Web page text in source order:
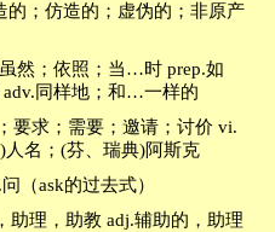
的；仿造的；虚伪的；非原产
然；依照；当…时 prep.如
同样地；和…一样的
要求；需要；邀请；讨价 vi.
名；(芬、瑞典)阿斯克
（ask的过去式）
助理，助教 adj.辅助的，助理